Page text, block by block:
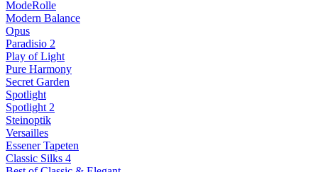
ModeRolle
Modern Balance
Opus
Paradisio 2
Play of Light
Pure Harmony
Secret Garden
Spotlight
Spotlight 2
Steinoptik
Versailles
Essener Tapeten
Classic Silks 4